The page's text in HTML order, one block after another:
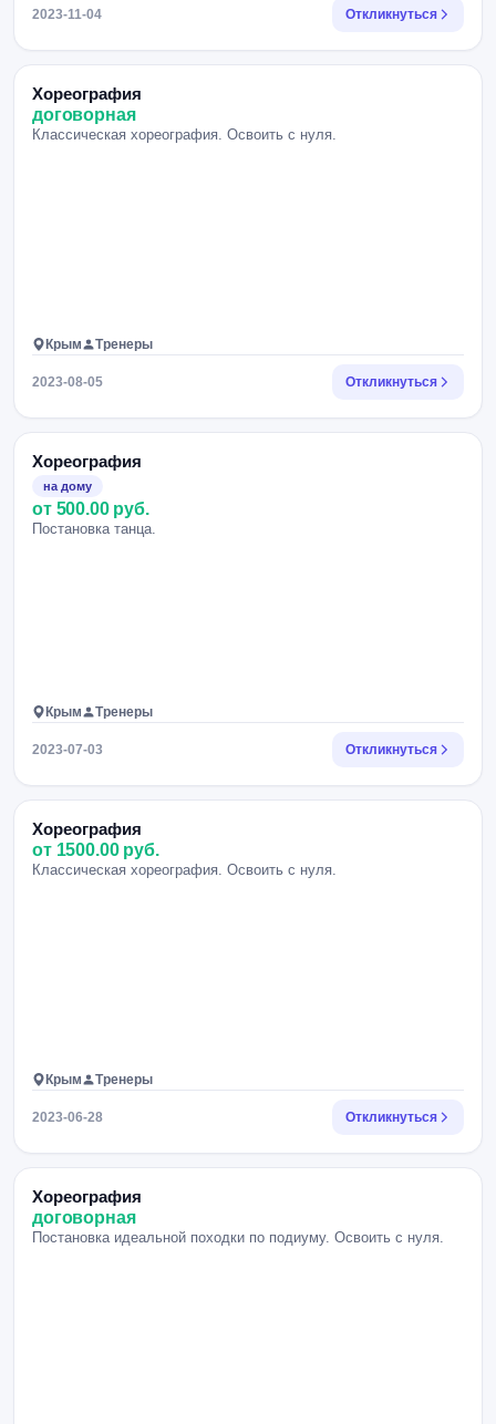
2023-11-04 Откликнуться
Хореография
договорная
Классическая хореография. Освоить с нуля.
Крым Тренеры
2023-08-05 Откликнуться
Хореография
на дому
от 500.00 руб.
Постановка танца.
Крым Тренеры
2023-07-03 Откликнуться
Хореография
от 1500.00 руб.
Классическая хореография. Освоить с нуля.
Крым Тренеры
2023-06-28 Откликнуться
Хореография
договорная
Постановка идеальной походки по подиуму. Освоить с нуля.